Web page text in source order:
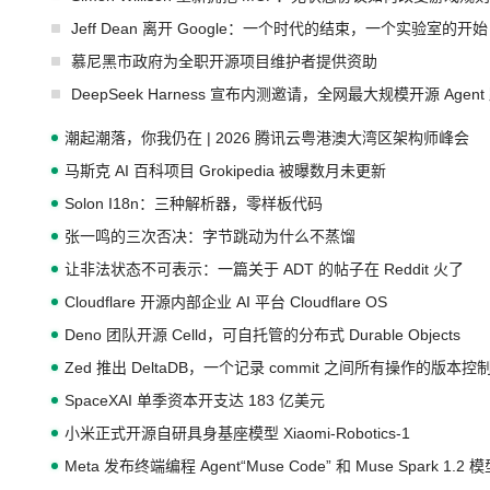
Jeff Dean 离开 Google：一个时代的结束，一个实验室的开始
慕尼黑市政府为全职开源项目维护者提供资助
DeepSeek Harness 宣布内测邀请，全网最大规模开源 Agent
潮起潮落，你我仍在 | 2026 腾讯云粤港澳大湾区架构师峰会
马斯克 AI 百科项目 Grokipedia 被曝数月未更新
Solon I18n：三种解析器，零样板代码
张一鸣的三次否决：字节跳动为什么不蒸馏
让非法状态不可表示：一篇关于 ADT 的帖子在 Reddit 火了
Cloudflare 开源内部企业 AI 平台 Cloudflare OS
Deno 团队开源 Celld，可自托管的分布式 Durable Objects
Zed 推出 DeltaDB，一个记录 commit 之间所有操作的版本控
SpaceXAI 单季资本开支达 183 亿美元
小米正式开源自研具身基座模型 Xiaomi-Robotics-1
Meta 发布终端编程 Agent“Muse Code” 和 Muse Spark 1.2 模